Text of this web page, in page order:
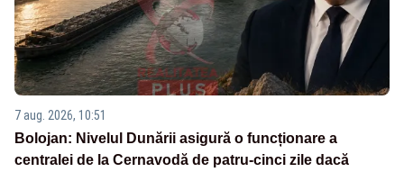
7 aug. 2026, 10:51
Bolojan: Nivelul Dunării asigură o funcționare a
centralei de la Cernavodă de patru-cinci zile dacă